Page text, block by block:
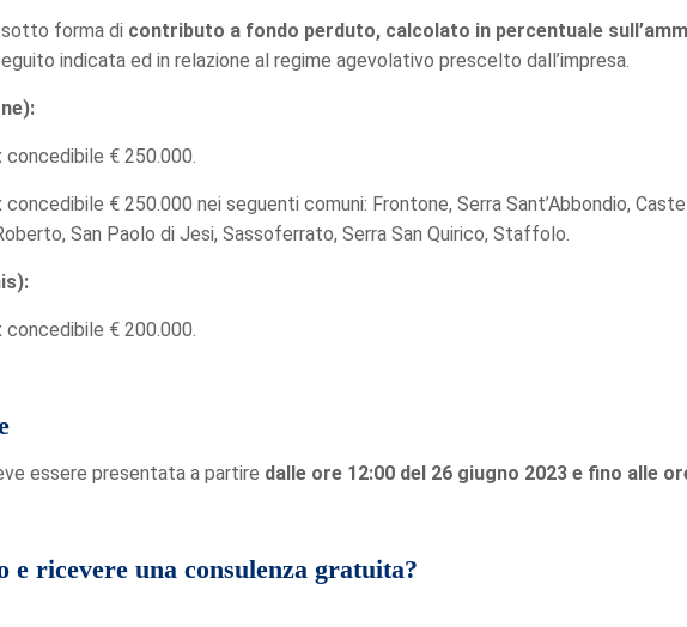
sotto forma di contributo a fondo perduto, calcolato in percentuale
indicata ed in relazione al regime agevolativo prescelto dall’impresa.
€ 250.000.
€ 250.000 nei seguenti comuni: Frontone, Serra Sant’Abbondio,
San Paolo di Jesi, Sassoferrato, Serra San Quirico, Staffolo.
€ 200.000.
essere presentata a partire dalle ore 12:00 del 26 giugno 2023 e fino alle
e ricevere una consulenza gratuita?